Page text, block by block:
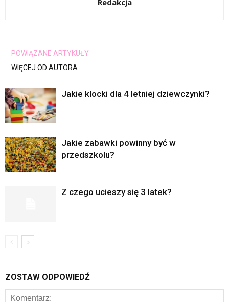
Redakcja
POWIĄZANE ARTYKUŁY
WIĘCEJ OD AUTORA
Jakie klocki dla 4 letniej dziewczynki?
Jakie zabawki powinny być w
przedszkolu?
Z czego ucieszy się 3 latek?
ZOSTAW ODPOWIEDŹ